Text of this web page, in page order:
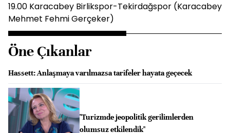
19.00 Karacabey Birlikspor-Tekirdağspor (Karacabey
Mehmet Fehmi Gerçeker)
Öne Çıkanlar
Hassett: Anlaşmaya varılmazsa tarifeler hayata geçecek
"Turizmde jeopolitik gerilimlerden
olumsuz etkilendik"